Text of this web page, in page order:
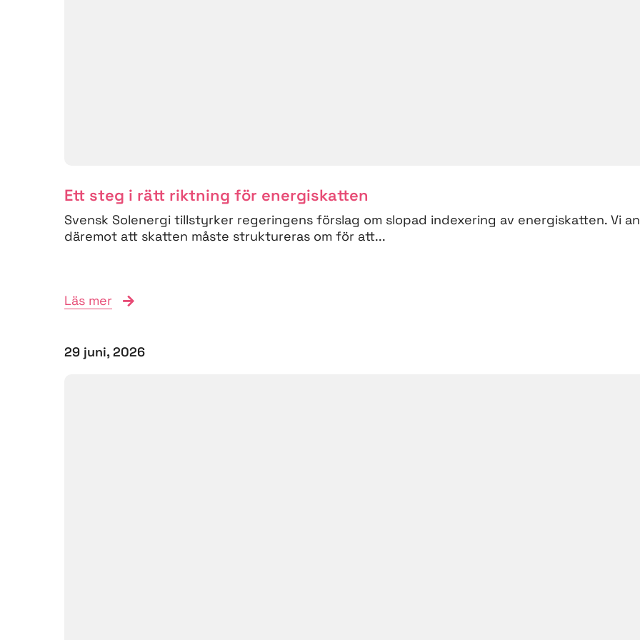
Ett steg i rätt riktning för energiskatten
Svensk Solenergi tillstyrker regeringens förslag om slopad indexering av energiskatten. Vi
däremot att skatten måste struktureras om för att...
Läs mer
29 juni, 2026